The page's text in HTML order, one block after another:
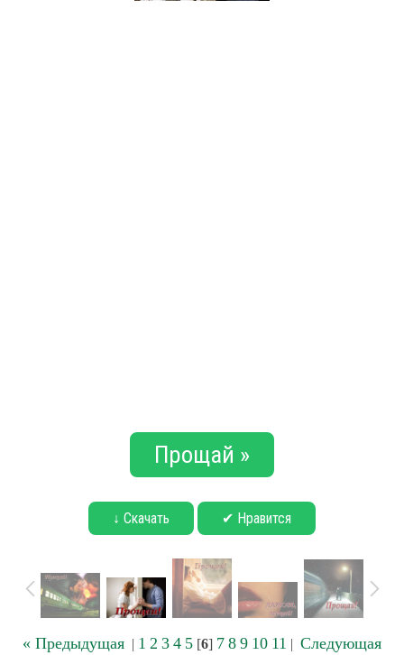
Прощай »
↓ Скачать ✔ Нравится
« Предыдущая | 1 2 3 4 5 [6] 7 8 9 10 11 | Следующая